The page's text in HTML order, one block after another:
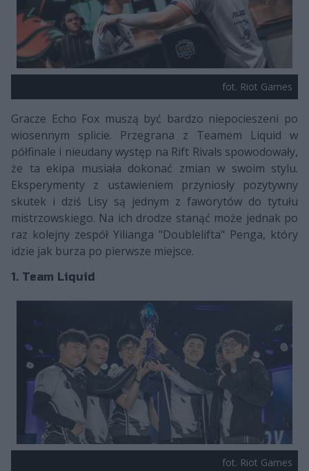
fot. Riot Games
Gracze Echo Fox muszą być bardzo niepocieszeni po
wiosennym splicie. Przegrana z Teamem Liquid w
półfinale i nieudany występ na Rift Rivals spowodowały,
że ta ekipa musiała dokonać zmian w swoim stylu.
Eksperymenty z ustawieniem przyniosły pozytywny
skutek i dziś Lisy są jednym z faworytów do tytułu
mistrzowskiego. Na ich drodze stanąć może jednak po
raz kolejny zespół Yilianga "Doublelifta" Penga, który
idzie jak burza po pierwsze miejsce.
1. Team Liquid
fot. Riot Games